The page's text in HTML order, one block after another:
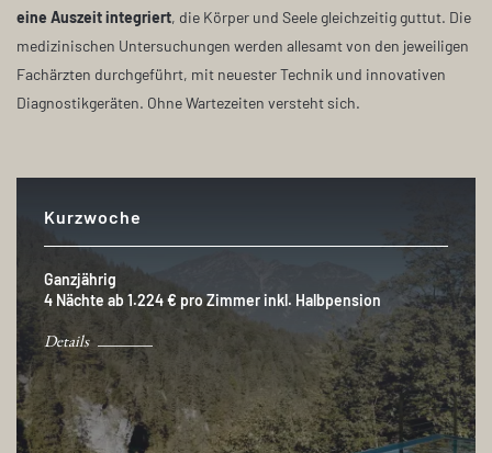
eine Auszeit integriert, die Körper und Seele gleichzeitig guttut. Die
medizinischen Untersuchungen werden allesamt von den jeweiligen
Fachärzten durchgeführt, mit neuester Technik und innovativen
Diagnostikgeräten. Ohne Wartezeiten versteht sich.
Kurzwoche
Ganzjährig
4 Nächte ab 1.224 € pro Zimmer inkl. Halbpension
Details